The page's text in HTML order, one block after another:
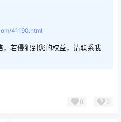
41190.html
若侵犯到您的权益，请联系我
0 0